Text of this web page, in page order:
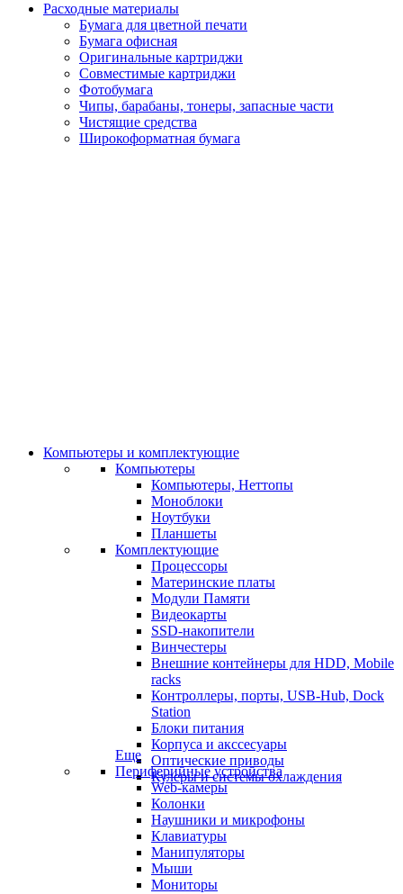
Расходные материалы
Бумага для цветной печати
Бумага офисная
Оригинальные картриджи
Совместимые картриджи
Фотобумага
Чипы, барабаны, тонеры, запасные части
Чистящие средства
Широкоформатная бумага
Компьютеры и комплектующие
Компьютеры
Компьютеры, Неттопы
Моноблоки
Ноутбуки
Планшеты
Комплектующие
Процессоры
Материнские платы
Модули Памяти
Видеокарты
SSD-накопители
Винчестеры
Внешние контейнеры для HDD, Mobile
racks
Контроллеры, порты, USB-Hub, Dock
Station
Блоки питания
Корпуса и акссесуары
Оптические приводы
Кулеры и системы охлаждения
Еще
Периферийные устройства
Web-камеры
Колонки
Наушники и микрофоны
Клавиатуры
Манипуляторы
Мыши
Мониторы